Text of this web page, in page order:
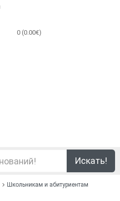
0 (0.00€)
Искать!
Школьникам и абитуриентам